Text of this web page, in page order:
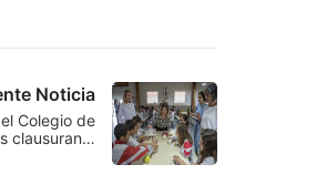
Noticia
Colegio de
clausuran…